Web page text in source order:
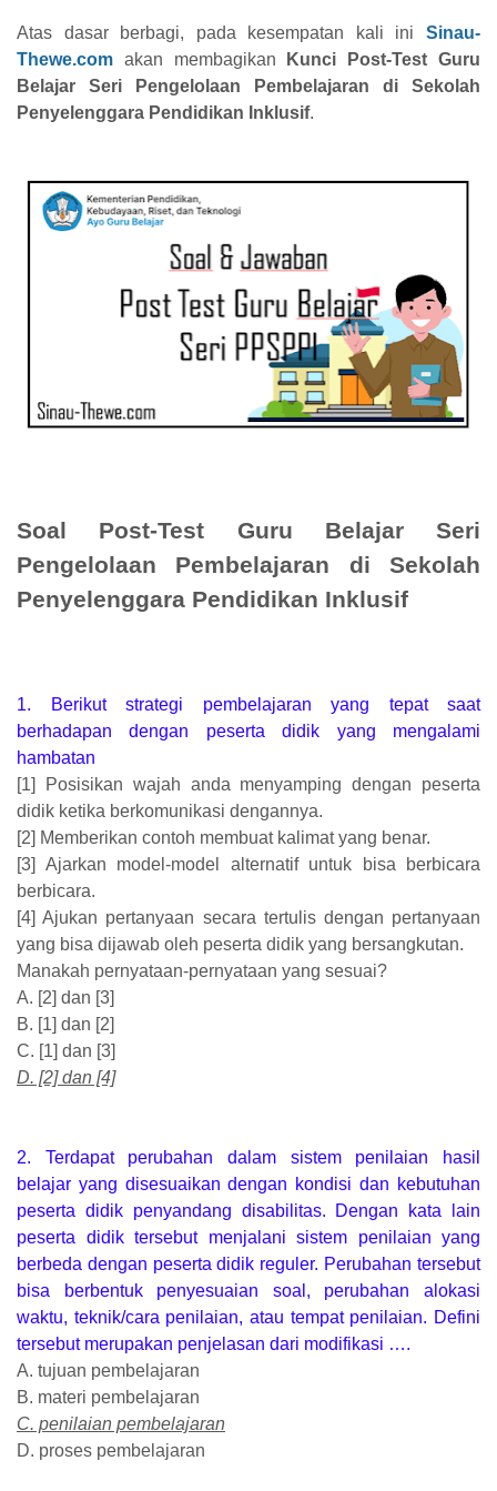
Atas dasar berbagi, pada kesempatan kali ini Sinau-
Thewe.com akan membagikan
Kunci Post-Test Guru
Belajar Seri Pengelolaan Pembelajaran di Sekolah
Penyelenggara Pendidikan Inklusif.
Soal Post-Test Guru Belajar Seri
Pengelolaan Pembelajaran di Sekolah
Penyelenggara Pendidikan Inklusif
1. Berikut strategi pembelajaran yang tepat saat
berhadapan dengan peserta didik yang mengalami
hambatan
[1] Posisikan wajah anda menyamping dengan peserta
didik ketika berkomunikasi dengannya.
[2] Memberikan contoh membuat kalimat yang benar.
[3] Ajarkan model-model alternatif untuk bisa berbicara
berbicara.
[4] Ajukan pertanyaan secara tertulis dengan pertanyaan
yang bisa dijawab oleh peserta didik yang bersangkutan.
Manakah pernyataan-pernyataan yang sesuai?
A. [2] dan [3]
B. [1] dan [2]
C. [1] dan [3]
D. [2] dan [4]
2. Terdapat perubahan dalam sistem penilaian hasil
belajar yang disesuaikan dengan kondisi dan kebutuhan
peserta didik penyandang disabilitas. Dengan kata lain
peserta didik tersebut menjalani sistem penilaian yang
berbeda dengan peserta didik reguler. Perubahan tersebut
bisa berbentuk penyesuaian soal, perubahan alokasi
waktu, teknik/cara penilaian, atau tempat penilaian. Defini
tersebut merupakan penjelasan dari modifikasi ….
A. tujuan pembelajaran
B. materi pembelajaran
C. penilaian pembelajaran
D. proses pembelajaran